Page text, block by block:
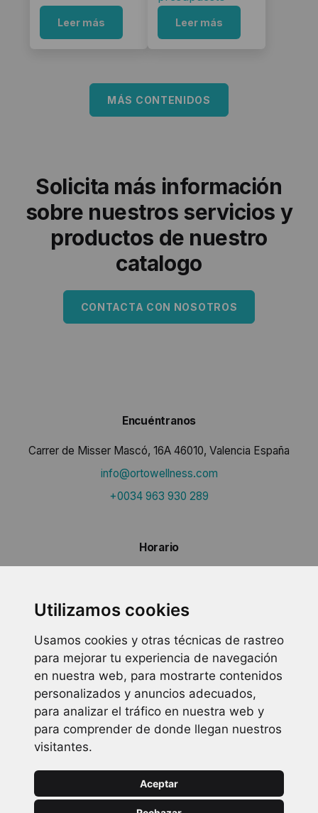
Utilizamos cookies
Usamos cookies y otras técnicas de rastreo
para mejorar tu experiencia de navegación
en nuestra web, para mostrarte contenidos
personalizados y anuncios adecuados,
para analizar el tráfico en nuestra web y
para comprender de donde llegan nuestros
visitantes.
Aceptar
Leer más Leer más
MÁS CONTENIDOS
Solicita más información
sobre nuestros servicios y
productos de nuestro
catalogo
CONTACTA CON NOSOTROS
Encuéntranos
Carrer de Misser Mascó, 16A 46010, Valencia España
info@ortowellness.com
+0034 963 930 289
Horario
sáb.
10:30 – 13:30
Información para clientes
Quienes Somos
Política de Cookies
Descargas